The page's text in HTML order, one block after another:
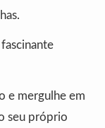
e mergulhe em
seu próprio